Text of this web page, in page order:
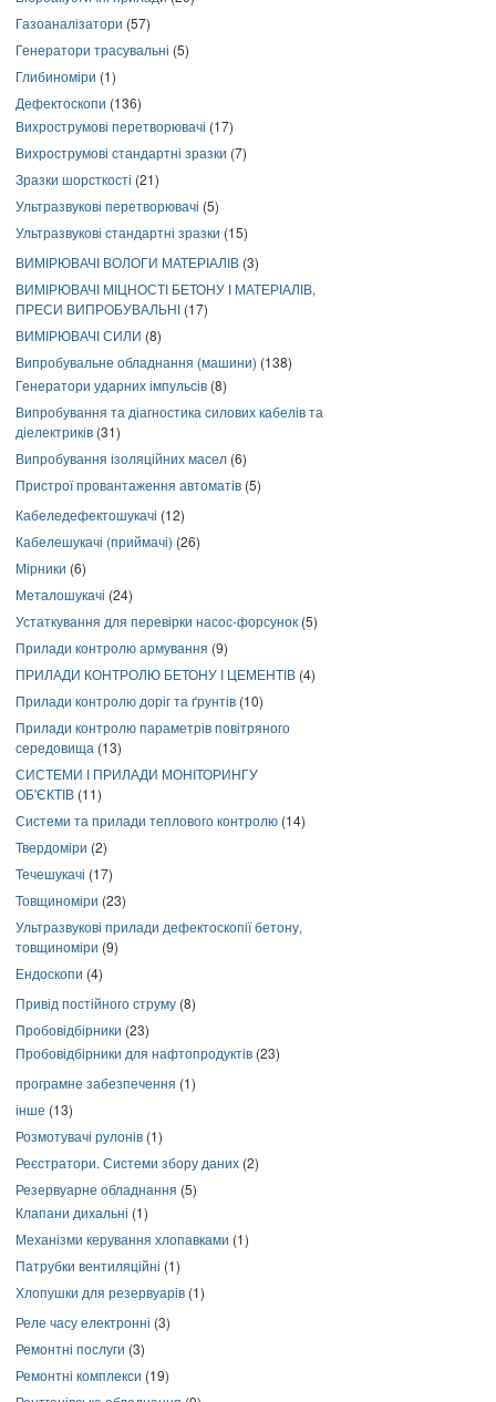
Газоаналізатори (57)
Генератори трасувальні (5)
Глибиноміри (1)
Дефектоскопи (136)
Вихрострумові перетворювачі (17)
Вихрострумові стандартні зразки (7)
Зразки шорсткості (21)
Ультразвукові перетворювачі (5)
Ультразвукові стандартні зразки (15)
ВИМІРЮВАЧІ ВОЛОГИ МАТЕРІАЛІВ (3)
ВИМІРЮВАЧІ МІЦНОСТІ БЕТОНУ І МАТЕРІАЛІВ,
ПРЕСИ ВИПРОБУВАЛЬНІ (17)
ВИМІРЮВАЧІ СИЛИ (8)
Випробувальне обладнання (машини) (138)
Генератори ударних імпульсів (8)
Випробування та діагностика силових кабелів та
діелектриків (31)
Випробування ізоляційних масел (6)
Пристрої провантаження автоматів (5)
Кабеледефектошукачі (12)
Кабелешукачі (приймачі) (26)
Мірники (6)
Металошукачі (24)
Устаткування для перевірки насос-форсунок (5)
Прилади контролю армування (9)
ПРИЛАДИ КОНТРОЛЮ БЕТОНУ І ЦЕМЕНТІВ (4)
Прилади контролю доріг та ґрунтів (10)
Прилади контролю параметрів повітряного
середовища (13)
СИСТЕМИ І ПРИЛАДИ МОНІТОРИНГУ
ОБ'ЄКТІВ (11)
Системи та прилади теплового контролю (14)
Твердоміри (2)
Течешукачі (17)
Товщиноміри (23)
Ультразвукові прилади дефектоскопії бетону,
товщиноміри (9)
Ендоскопи (4)
Привід постійного струму (8)
Пробовідбірники (23)
Пробовідбірники для нафтопродуктів (23)
програмне забезпечення (1)
інше (13)
Розмотувачі рулонів (1)
Реєстратори. Системи збору даних (2)
Резервуарне обладнання (5)
Клапани дихальні (1)
Механізми керування хлопавками (1)
Патрубки вентиляційні (1)
Хлопушки для резервуарів (1)
Реле часу електронні (3)
Ремонтні послуги (3)
Ремонтні комплекси (19)